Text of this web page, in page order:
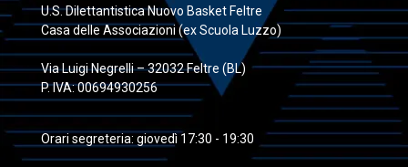
U.S. Dilettantistica Nuovo Basket Feltre
Casa delle Associazioni (ex Scuola Luzzo)
Via Luigi Negrelli – 32032 Feltre (BL)
P. IVA: 00694930256
Orari segreteria: giovedì 17:30 - 19:30